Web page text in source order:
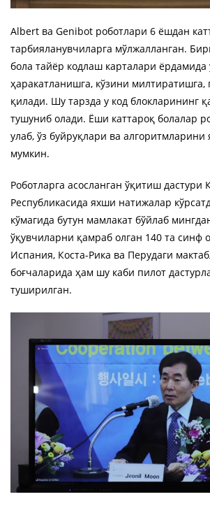
Albert ва Genibot роботлари 6 ёшдан
тарбияланувчиларга мўлжалланган.
бола тайёр кодлаш карталари
ҳаракатланишга, кўзини
қилади. Шу тарзда у код блокларининг
тушуниб олади. Ёши каттароқ болалар
улаб, ўз буйруқлари ва
мумкин.
Роботларга асосланган ўқитиш дастури
Республикасида яхши натижалар
кўмагида бутун мамлакат бўйлаб
ўқувчиларни қамраб олган 140 та синф
Испания, Коста-Рика ва Перудаги
боғчаларида ҳам шу каби пилот
туширилган.